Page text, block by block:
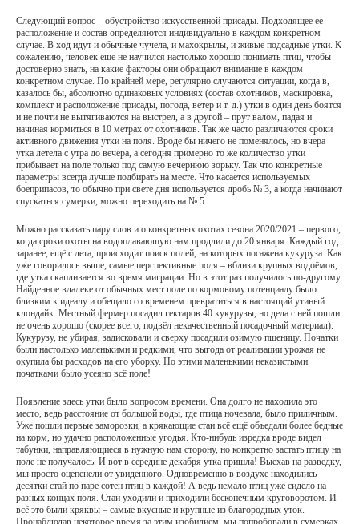
Следующий вопрос – обустройство искусственной присады. Подходящее её
расположение и состав определяются индивидуально в каждом конкретном
случае. В ход идут и обычные чучела, и махокрылы, и живые подсадные утки. К
сожалению, человек ещё не научился настолько хорошо понимать птиц, чтобы
достоверно знать, на какие факторы они обращают внимание в каждом
конкретном случае. По крайней мере, регулярно случаются ситуации, когда в,
казалось бы, абсолютно одинаковых условиях (состав охотников, маскировка,
комплект и расположение присады, погода, ветер и т. д.) утки в один день боятся
и не почти не вытягиваются на выстрел, а в другой – прут валом, падая и
начиная кормиться в 10 метрах от охотников. Так же часто различаются сроки
активного движения утки на поля. Вроде бы ничего не поменялось, но вчера
утка летела с утра до вечера, а сегодня примерно то же количество утки
прибывает на поле только под самую вечернюю зорьку. Так что конкретные
параметры всегда лучше подбирать на месте. Что касается используемых
боеприпасов, то обычно при свете дня используется дробь № 3, а когда начинают
спускаться сумерки, можно переходить на № 5.
Можно рассказать пару слов и о конкретных охотах сезона 2020/2021 – первого,
когда сроки охоты на водоплавающую нам продлили до 20 января. Каждый год
заранее, ещё с лета, происходит поиск полей, на которых посажена кукуруза. Как
уже говорилось выше, самые перспективные поля – вблизи крупных водоёмов,
где утка скапливается во время миграции. Но в этот раз получилось по-другому.
Найденное вдалеке от обычных мест поле по кормовому потенциалу было
близким к идеалу и обещало со временем превратиться в настоящий утиный
клондайк. Местный фермер посадил гектаров 40 кукурузы, но дела с ней пошли
не очень хорошо (скорее всего, подвёл некачественный посадочный материал).
Кукурузу, не убирая, задисковали и сверху посадили озимую пшеницу. Початки
были настолько маленькими и редкими, что выгода от реализации урожая не
окупила бы расходов на его уборку. Но этими маленькими неказистыми
початками было усеяно всё поле!
Появление здесь утки было вопросом времени. Она долго не находила это
место, ведь расстояние от большой воды, где птица ночевала, было приличным.
Уже пошли первые заморозки, а крякающие стаи всё ещё объедали более бедные
на корм, но удачно расположенные угодья. Кто-нибудь изредка вроде видел
табунки, направляющиеся в нужную нам сторону, но конкретно застать птицу на
поле не получалось. И вот в середине декабря утка пришла! Выехав на разведку,
мы просто оцепенели от увиденного. Одновременно в воздухе находились
десятки стай по паре сотен птиц в каждой! А ведь немало птиц уже сидело на
разных концах поля. Стаи уходили и приходили бесконечным круговоротом. И
всё это были кряквы – самые вкусные и крупные из благородных уток.